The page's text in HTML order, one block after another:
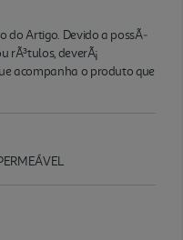
do Artigo. Devido a possÃ­
rÃ³tulos, deverÃ¡
acompanha o produto que